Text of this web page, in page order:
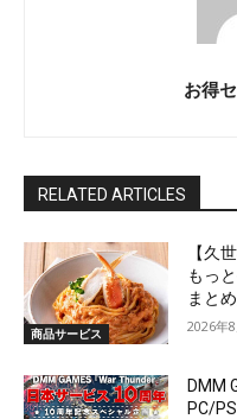
お得
RELATED ARTICLES
商品サービス
【久
もっ
まと
2026年
DMM
PC/